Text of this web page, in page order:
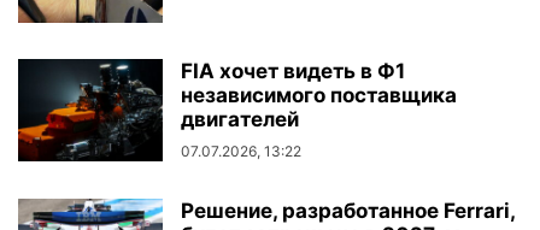
FIA хочет видеть в Ф1
независимого поставщика
двигателей
07.07.2026, 13:22
Решение, разработанное Ferrari,